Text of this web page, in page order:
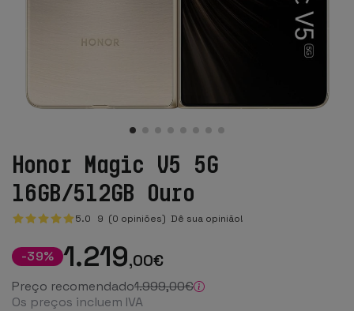
Honor Magic V5 5G
16GB/512GB Ouro
5.0 9 (0 opiniões) Dê sua opinião!
-39% 1.219,00€
Preço recomendado1.999,00€
Os preços incluem IVA